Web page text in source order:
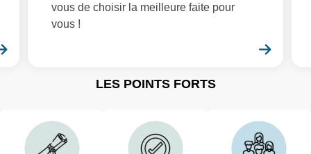
vous de choisir la meilleure faite pour
vous !
LES POINTS FORTS